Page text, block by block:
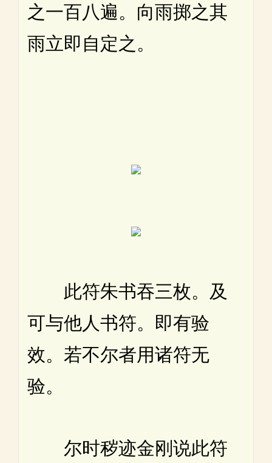
之一百八遍。向雨掷之其
雨立即自定之。
此符朱书吞三枚。及
可与他人书符。即有验
效。若不尔者用诸符无
验。
尔时秽迹金刚说此符